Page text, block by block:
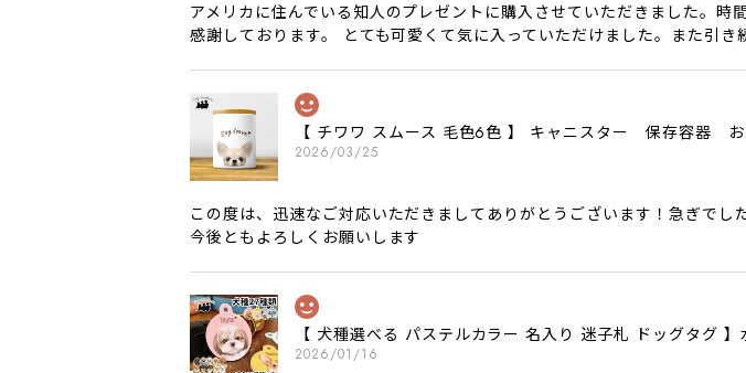
アメリカに住んでいる知人のプレゼントに購入させていただきました。
感謝しております。 とても可愛くて気に入っていただけました。また引き
【 チワワ スムース 毛色6色 】 キャニスター 保存容
2026/03/25
この度は、迅速なご対応いただきましてありがとうございます！急ぎで
今後ともよろしくお願いします
【 犬種選べる パステルカラー 名入り 迷子札 ドッグタ
2026/01/16